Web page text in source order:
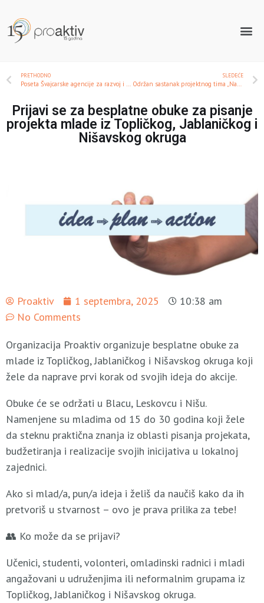
PRETHODNO
Poseta Švajcarske agencije za razvoj i saradnju organizaciji Proaktiv
SLEDEĆE
Održan sastanak projektnog tima „Naš izbor, naša zajednica“
Prijavi se za besplatne obuke za pisanje
projekta mlade iz Topličkog, Jablaničkog i
Nišavskog okruga
Proaktiv 1 septembra, 2025
10:38 am
No Comments
Organizacija Proaktiv organizuje besplatne obuke za
mlade iz Topličkog, Jablaničkog i Nišavskog okruga koji
žele da naprave prvi korak od svojih ideja do akcije.
Obuke će se održati u Blacu, Leskovcu i Nišu.
Namenjene su mladima od 15 do 30 godina koji žele
da steknu praktična znanja iz oblasti pisanja projekata,
budžetiranja i realizacije svojih inicijativa u lokalnoj
zajednici.
Ako si mlad/a, pun/a ideja i želiš da naučiš kako da ih
pretvoriš u stvarnost – ovo je prava prilika za tebe!
👥 Ko može da se prijavi?
Učenici, studenti, volonteri, omladinski radnici i mladi
angažovani u udruženjima ili neformalnim grupama iz
Topličkog, Jablaničkog i Nišavskog okruga.